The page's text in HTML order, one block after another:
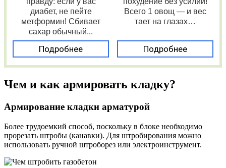
диабет, не пейте
метформин! Сбивает
сахар обычный...
Подробнее
Всего 1 овощ — и вес
тает на глазах…
Подробнее
Чем и как армировать кладку?
Армирование кладки арматурой
Более трудоемкий способ, поскольку в блоке необходимо
прорезать штробы (канавки). Для штробирования можно
использовать ручной штроборез или электроинструмент.